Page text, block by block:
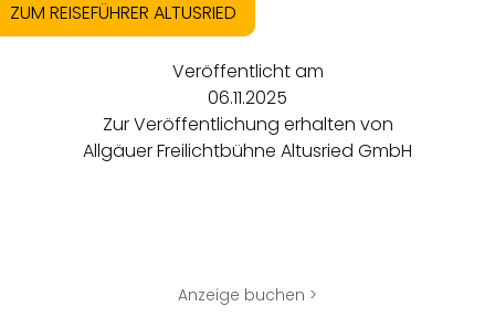
ZUM REISEFÜHRER ALTUSRIED
Veröffentlicht am
06.11.2025
Zur Veröffentlichung erhalten von
Allgäuer Freilichtbühne Altusried GmbH
Anzeige buchen >